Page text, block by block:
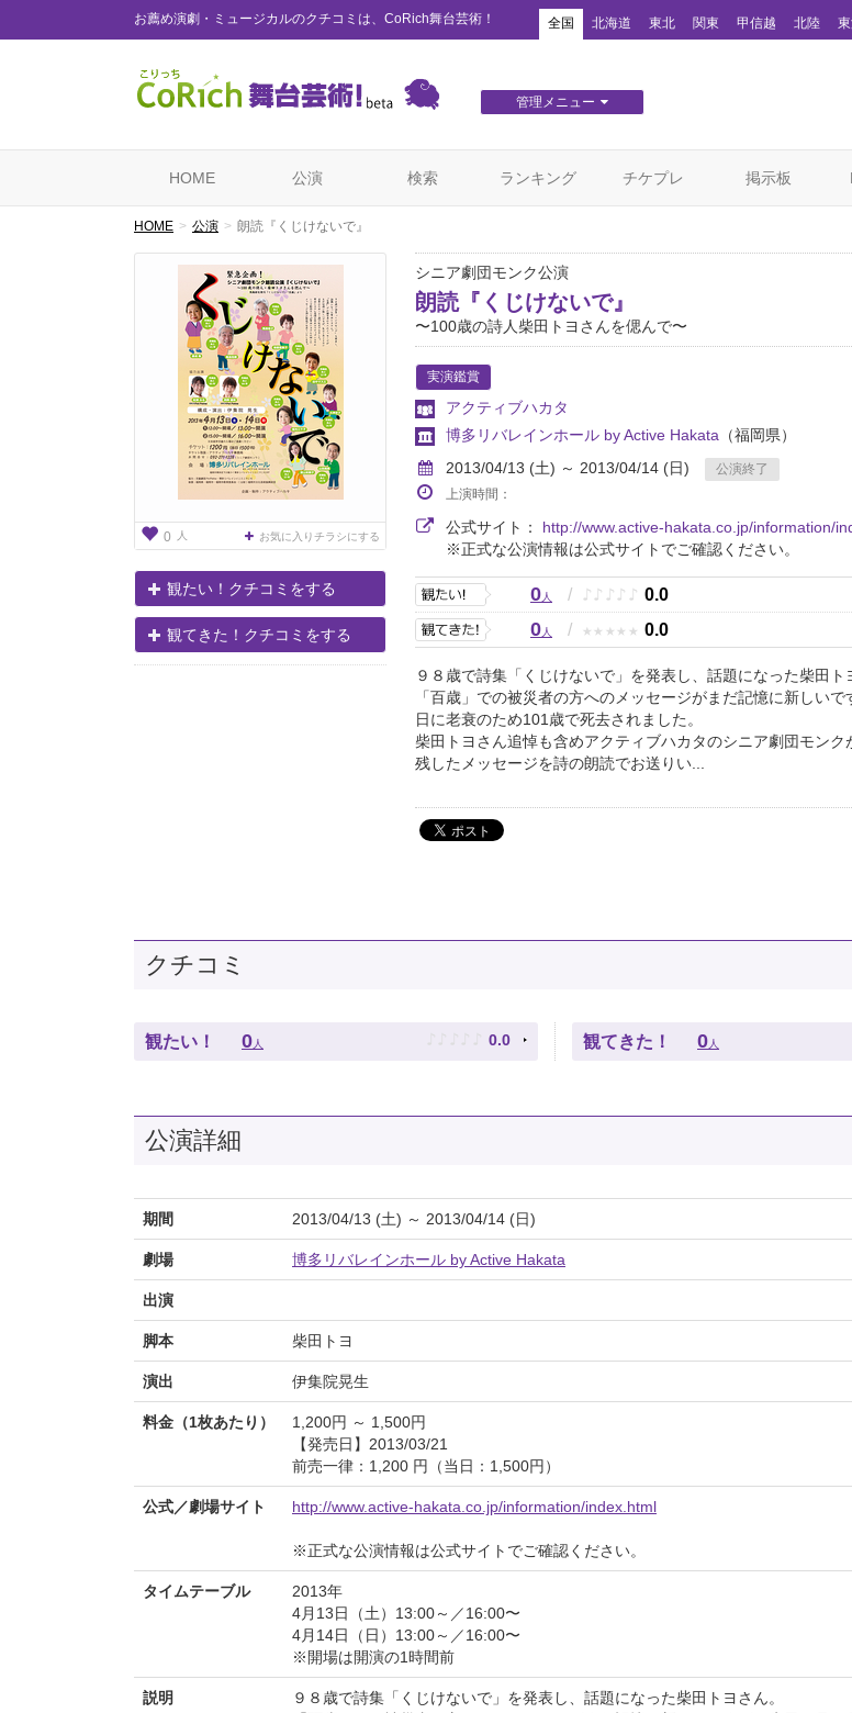
お薦め演劇・ミュージカルのクチコミは、CoRich舞台芸術！ 全国 北海道 東北 関東 甲信越 北陸
管理メニュー
HOME 公演 検索 ランキング チケプレ 掲示板
HOME 公演 朗読『くじけないで』
0 人 お気に入りチラシにする
観たい！クチコミをする
観てきた！クチコミをする
シニア劇団モンク公演
朗読『くじけないで』
〜100歳の詩人柴田トヨさんを偲んで〜
実演鑑賞
アクティブハカタ
博多リバレインホール by Active Hakata （福岡県）
2013/04/13 (土) ～ 2013/04/14 (日)
公演終了
上演時間：
公式サイト： http://www.active-hakata.co.jp/information/
※正式な公演情報は公式サイトでご確認ください。
0人 / ♪ ♪ ♪ ♪ ♪ 0.0
0人 / ★ ★ ★ ★ ★ 0.0
９８歳で詩集「くじけないで」を発表し、話題になった柴田ト
「百歳」での被災者の方へのメッセージがまだ記憶に新しい
日に老衰のため101歳で死去されました。
柴田トヨさん追悼も含めアクティブハカタのシニア劇団モンク
残したメッセージを詩の朗読でお送りい...
クチコミ
観たい！ 0 人 ♪ ♪ ♪ ♪ ♪ 0.0 観てきた！ 0 人
公演詳細
期間 2013/04/13 (土) ～ 2013/04/14 (日)
劇場 博多リバレインホール by Active Hakata
出演
脚本 柴田トヨ
演出 伊集院晃生
料金（1枚あたり）
1,200円 ～ 1,500円
【発売日】2013/03/21
前売一律：1,200 円（当日：1,500円）
公式／劇場サイト http://www.active-hakata.co.jp/information/index.html
※正式な公演情報は公式サイトでご確認ください。
タイムテーブル
2013年
4月13日（土）13:00～／16:00〜
4月14日（日）13:00～／16:00〜
※開場は開演の1時間前
説明
９８歳で詩集「くじけないで」を発表し、話題になった柴田トヨさん。